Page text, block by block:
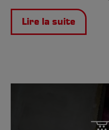
Lire la suite